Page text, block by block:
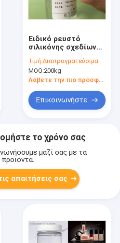
Ειδικό ρευστό
σιλικόνης σχεδίων
φροντίδα δέρματος
CAS ΝΟ 63148-62-9
Τιμή:Διαπραγματεύσιμα
MOQ:200kg
Λάβετε την πιο πρόσφατη τιμή
Επικοινωνήστε
το χρόνο σας
μαζί σας με τα
απαιτήσεις σας